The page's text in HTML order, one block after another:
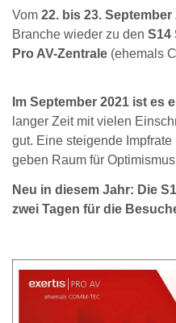
Vom 22. bis 23. September
Branche wieder zu den S14
Pro AV-Zentrale (ehemals
Im September 2021 ist es
langer Zeit mit vielen
gut. Eine steigende
geben Raum für
Neu in diesem Jahr: Die
zwei Tagen für die